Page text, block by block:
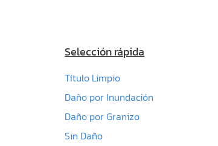
Selección rápida
Título Limpio
Daño por Inundación
Daño por Granizo
Sin Daño